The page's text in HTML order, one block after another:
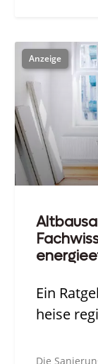
Ein
heise
Die